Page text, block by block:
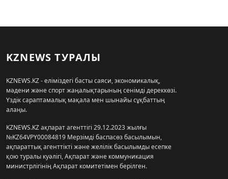
KZNEWS ТУРАЛЫ
KZNEWS.KZ - еліміздегі басты саяси, экономикалық,
мәдени және спорт жаңалықтарының сенімді дереккөзі.
Үздік сараптамалық мақала мен шынайы сұқбаттың
алаңы.
KZNEWS.KZ ақпарат агенттігі 29.12.2023 жылғы
№KZ64VPY00084819 Мерзімді баспасөз басылымын,
ақпараттық агенттікті және желілік басылымды есепке
қою туралы куәлігі, Ақпарат және коммуникация
министрлігінің Ақпарат комитетімен берілген.